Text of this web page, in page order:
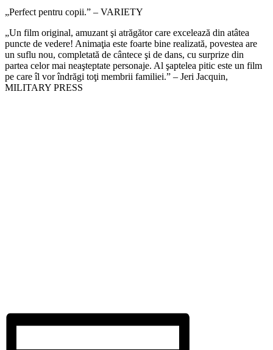
„Perfect pentru copii.” – VARIETY
„Un film original, amuzant şi atrăgător care excelează din atâtea
puncte de vedere! Animaţia este foarte bine realizată, povestea are
un suflu nou, completată de cântece şi de dans, cu surprize din
partea celor mai neaşteptate personaje. Al şaptelea pitic este un film
pe care îl vor îndrăgi toţi membrii familiei.” – Jeri Jacquin,
MILITARY PRESS